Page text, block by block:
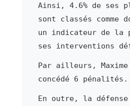
Ainsi, 4.6% de ses
sont classés comme
un indicateur de la
ses interventions
Par ailleurs, Maxime
concédé 6 pénalités.
En outre, la